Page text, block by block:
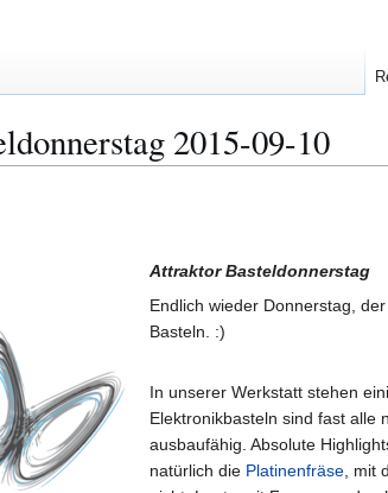
2015-09-10
Attraktor Basteldonnerstag
Endlich wieder Donnerstag,
Basteln. :)
In unserer Werkstatt stehen
Elektronikbasteln sind fast alle
ausbaufähig. Absolute
natürlich die Platinenfräse, mit